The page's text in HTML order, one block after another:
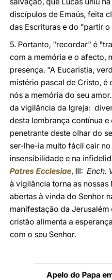
discípulos de Emaús, feita
das Escrituras e do "partir
5. Portanto, "recordar" é
com a memória e o afecto,
presença. "A Eucaristia,
mistério pascal de Cristo, é
nós a memória do seu
da vigilância da Igreja:
desta lembrança contínua
penetrante deste olhar do
ser-lhe-ia muito fácil cair
insensibilidade e na
Patres Ecclesiae, III: Ench.
à vigilância torna as
abertas à vinda do Senhor
manifestação da Jerusalém
cristão alimenta a
com o seu Senhor.
Apelo do Papa